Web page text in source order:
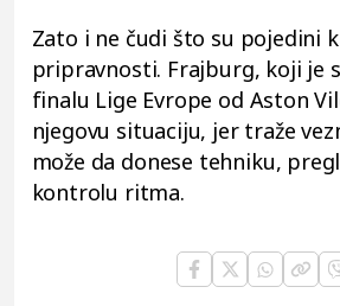
Zato i ne čudi što su pojedini
pripravnosti. Frajburg, koji je
finalu Lige Evrope od Aston
njegovu situaciju, jer traže
može da donese tehniku,
kontrolu ritma.